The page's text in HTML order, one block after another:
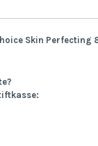
Skin Perfecting